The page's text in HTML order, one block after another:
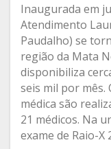
Inaugurada em
Atendimento
Paudalho) se
região da Mata
disponibiliza
seis mil por mês.
médica são
21 médicos. Na
exame de Raio-